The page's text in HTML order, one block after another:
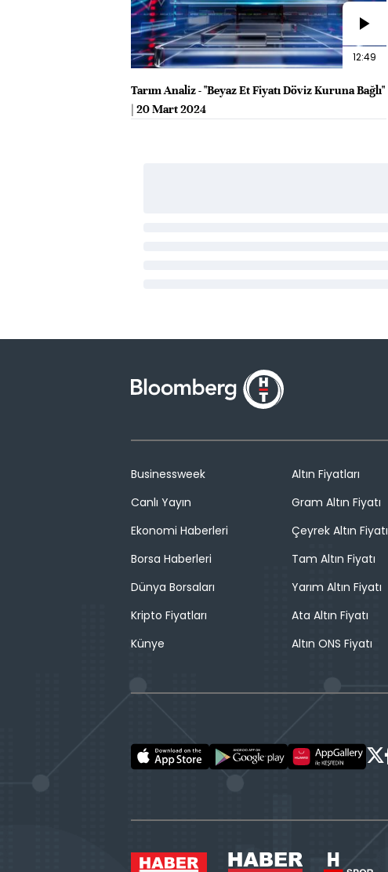
12:49
Tarım Analiz - "Beyaz Et Fiyatı Döviz Kuruna Bağlı"
| 20 Mart 2024
Businessweek
Canlı Yayın
Ekonomi Haberleri
Borsa Haberleri
Dünya Borsaları
Kripto Fiyatları
Künye
Altın Fiyatları
Gram Altın Fiyatı
Çeyrek Altın Fiyatı
Tam Altın Fiyatı
Yarım Altın Fiyatı
Ata Altın Fiyatı
Altın ONS Fiyatı